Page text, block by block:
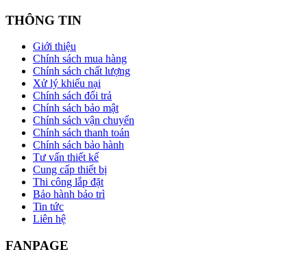
THÔNG TIN
Giới thiệu
Chính sách mua hàng
Chính sách chất lượng
Xử lý khiếu nại
Chính sách đổi trả
Chính sách bảo mật
Chính sách vận chuyển
Chính sách thanh toán
Chính sách bảo hành
Tư vấn thiết kế
Cung cấp thiết bị
Thi công lắp đặt
Bảo hành bảo trì
Tin tức
Liên hệ
FANPAGE